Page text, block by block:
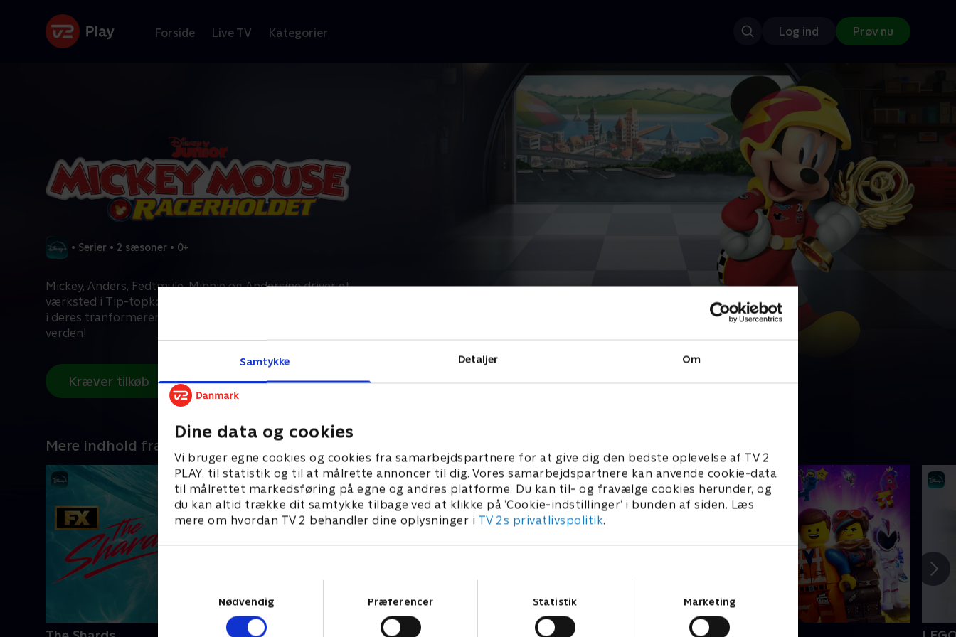
Samtykke Detaljer Om
Dine data og cookies
Vi bruger egne cookies og cookies fra samarbejdspartnere for at give dig den bedste oplevelse af TV 2
PLAY, til statistik og til at målrette annoncer til dig. Vores samarbejdspartnere kan anvende cookie-data
til målrettet markedsføring på egne og andres platforme. Du kan til- og fravælge cookies herunder, og
du kan altid trække dit samtykke tilbage ved at klikke på ’Cookie-indstillinger’ i bunden af siden. Læs
mere om hvordan TV 2 behandler dine oplysninger i TV 2s privatlivspolitik.
Nødvendig
Præferencer Statistik Marketing
Forside Live TV Kategorier Log ind Prøv nu
• Serier • 2 sæsoner • 0+
Mickey, Anders, Fedtmule, Minnie og Andersine driver et
værksted i Tip-topkøbing, hvor de gør sig klar til at køre om kap
i deres tranformerende racerbiler i løb overalt i byen og overalt i
verden!
Kræver tilkøb
Mere indhold fra Disney+